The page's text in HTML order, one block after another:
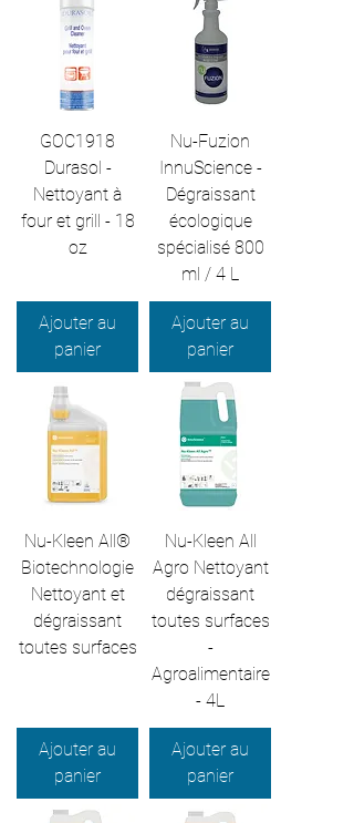
GOC1918
Durasol -
Nettoyant à
four et grill - 18
oz
Ajouter au
panier
Nu-Fuzion
InnuScience -
Dégraissant
écologique
spécialisé 800
ml / 4 L
Ajouter au
panier
Nu-Kleen All®
Biotechnologie
Nettoyant et
dégraissant
toutes surfaces
Ajouter au
panier
Nu-Kleen All
Agro Nettoyant
dégraissant
toutes surfaces
-
Agroalimentaire
- 4L
Ajouter au
panier